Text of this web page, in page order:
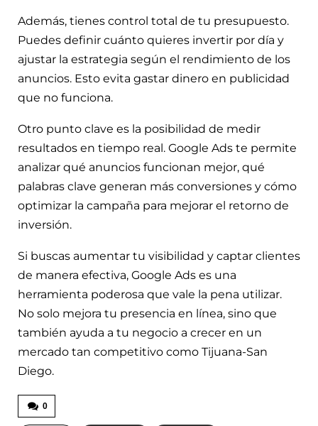
Además, tienes control total de tu presupuesto.
Puedes definir cuánto quieres invertir por día y
ajustar la estrategia según el rendimiento de los
anuncios. Esto evita gastar dinero en publicidad
que no funciona.
Otro punto clave es la posibilidad de medir
resultados en tiempo real. Google Ads te permite
analizar qué anuncios funcionan mejor, qué
palabras clave generan más conversiones y cómo
optimizar la campaña para mejorar el retorno de
inversión.
Si buscas aumentar tu visibilidad y captar clientes
de manera efectiva, Google Ads es una
herramienta poderosa que vale la pena utilizar.
No solo mejora tu presencia en línea, sino que
también ayuda a tu negocio a crecer en un
mercado tan competitivo como Tijuana-San
Diego.
0